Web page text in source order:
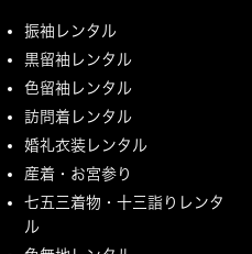
振袖レンタル
黒留袖レンタル
色留袖レンタル
訪問着レンタル
婚礼衣装レンタル
産着・お宮参り
七五三着物・十三詣りレンタ
ル